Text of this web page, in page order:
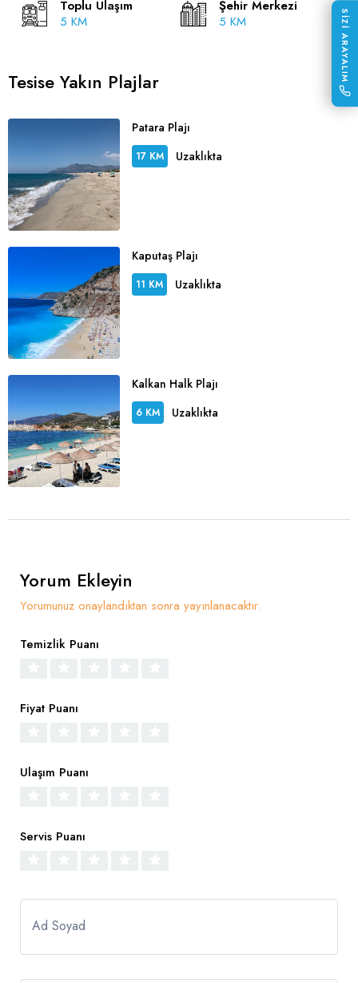
Toplu Ulaşım
5 KM
Şehir Merkezi
5 KM
Tesise Yakın Plajlar
Patara Plajı
17 KM Uzaklıkta
Kaputaş Plajı
11 KM Uzaklıkta
Kalkan Halk Plajı
6 KM Uzaklıkta
Yorum Ekleyin
Yorumunuz onaylandıktan sonra yayınlanacaktır.
Temizlik Puanı
Fiyat Puanı
Ulaşım Puanı
Servis Puanı
Ad Soyad
SİZİ ARAYALIM